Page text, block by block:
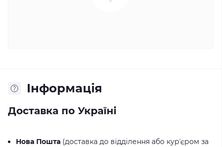
Iнформація
Доставка по Україні
Нова Пошта (доставка до відділення або курʼєром за